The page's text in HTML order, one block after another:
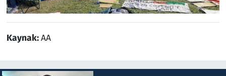
Kaynak:AA